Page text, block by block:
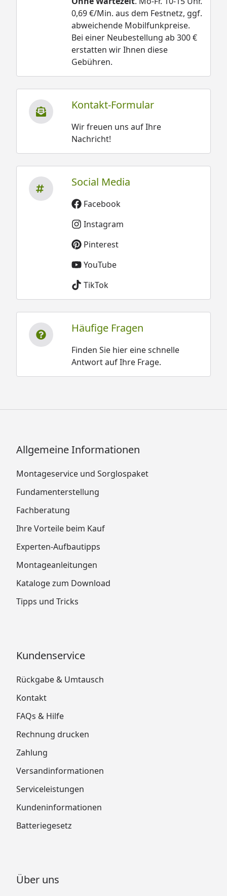
0,69 €/Min. aus dem Festnetz, ggf.
abweichende Mobilfunkpreise.
Bei einer Neubestellung ab 300 €
erstatten wir Ihnen diese
Gebühren.
Kontakt-Formular
Wir freuen uns auf Ihre
Nachricht!
Social Media
Facebook
Instagram
Pinterest
YouTube
TikTok
Häufige Fragen
Finden Sie hier eine schnelle
Antwort auf Ihre Frage.
Allgemeine Informationen
Montageservice und Sorglospaket
Fundamenterstellung
Fachberatung
Ihre Vorteile beim Kauf
Experten-Aufbautipps
Montageanleitungen
Kataloge zum Download
Tipps und Tricks
Kundenservice
Rückgabe & Umtausch
Kontakt
FAQs & Hilfe
Rechnung drucken
Zahlung
Versandinformationen
Serviceleistungen
Kundeninformationen
Batteriegesetz
Über uns